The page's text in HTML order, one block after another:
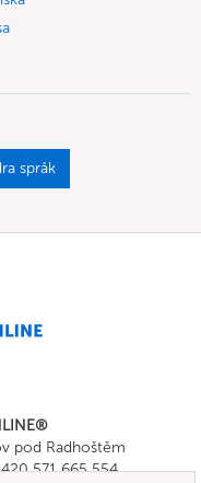
språk
pod Radhoštěm
571 665 554